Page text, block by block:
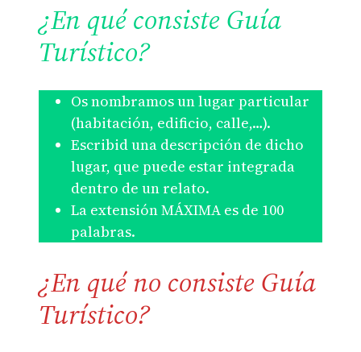
¿En qué consiste Guía
Turístico?
Os nombramos un lugar particular
(habitación, edificio, calle,…).
Escribid una descripción de dicho
lugar, que puede estar integrada
dentro de un relato.
La extensión MÁXIMA es de 100
palabras.
¿En qué no consiste Guía
Turístico?